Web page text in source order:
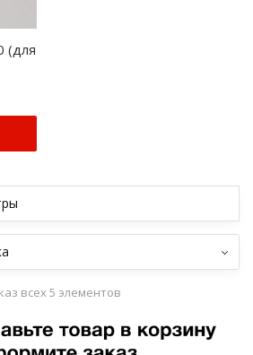
(для
всех 5 элементов